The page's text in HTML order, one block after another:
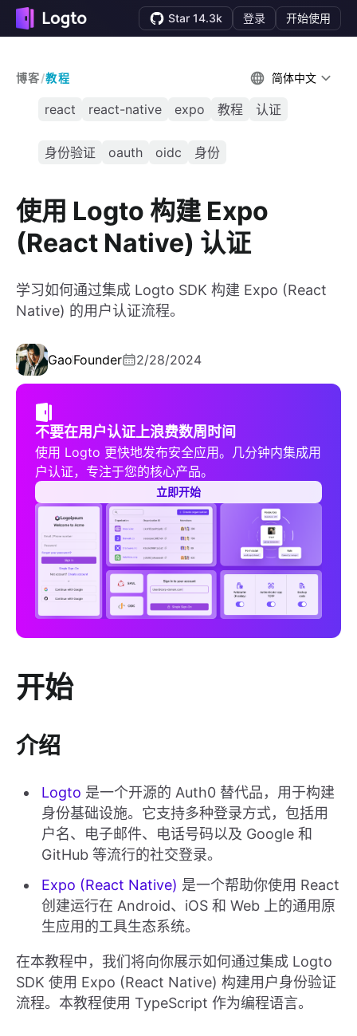
Star 14.3k 登录 开始使用
博客/教程 简体中文
react react-native expo 教程 认证
身份验证 oauth oidc 身份
使用 Logto 构建 Expo
(React Native) 认证
学习如何通过集成 Logto SDK 构建 Expo (React
Native) 的用户认证流程。
GaoFounder 2/28/2024
不要在用户认证上浪费数周时间
使用 Logto 更快地发布安全应用。几分钟内集成用
户认证，专注于您的核心产品。
立即开始
开始
介绍
Logto 是一个开源的 Auth0 替代品，用于构建
身份基础设施。它支持多种登录方式，包括用
户名、电子邮件、电话号码以及 Google 和
GitHub 等流行的社交登录。
Expo (React Native) 是一个帮助你使用 React
创建运行在 Android、iOS 和 Web 上的通用原
生应用的工具生态系统。
在本教程中，我们将向你展示如何通过集成 Logto
SDK 使用 Expo (React Native) 构建用户身份验证
流程。本教程使用 TypeScript 作为编程语言。